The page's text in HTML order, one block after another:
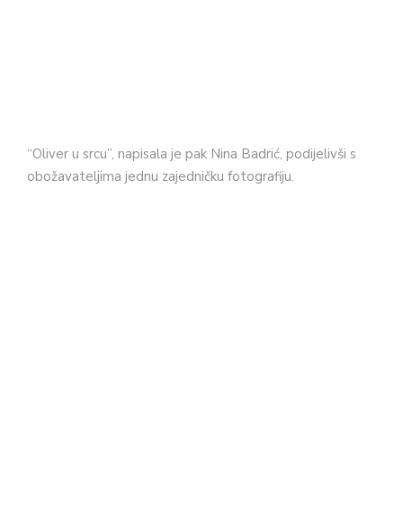
“Oliver u srcu”, napisala je pak Nina Badrić, podijelivši s
obožavateljima jednu zajedničku fotografiju.